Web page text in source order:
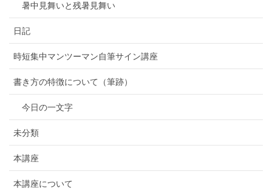
暑中見舞いと残暑見舞い
日記
時短集中マンツーマン自筆サイン講座
書き方の特徴について（筆跡）
今日の一文字
未分類
本講座
本講座について